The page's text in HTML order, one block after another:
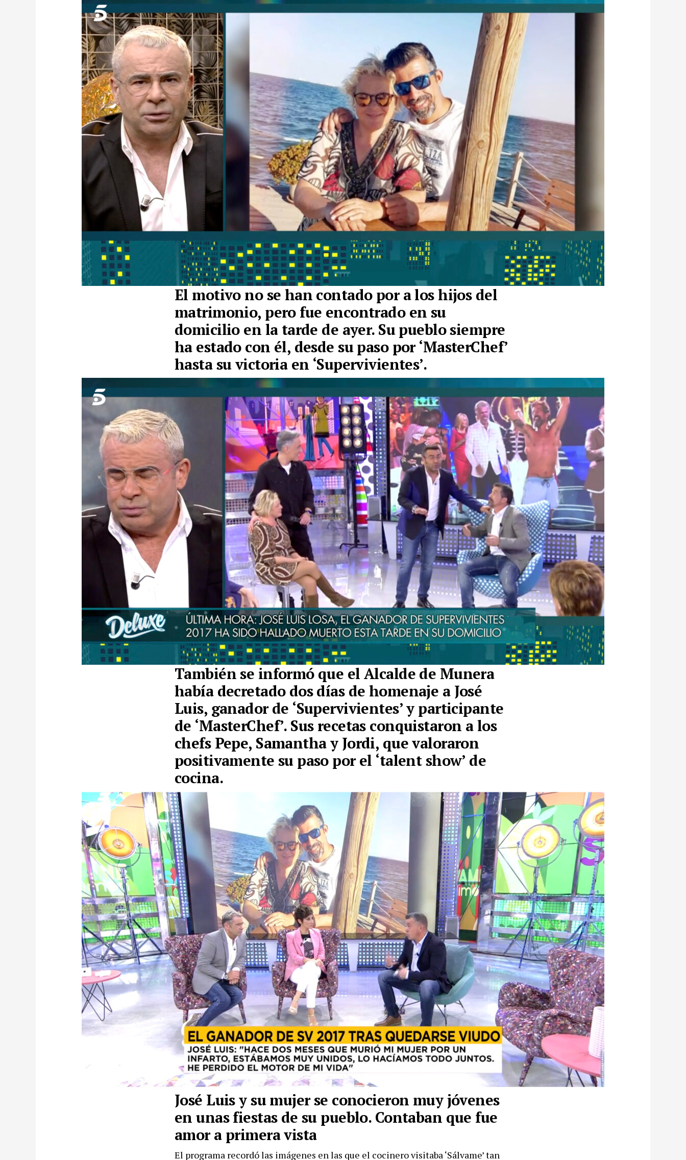
El motivo no se han contado por a los hijos del
matrimonio, pero fue encontrado en su
domicilio en la tarde de ayer. Su pueblo siempre
ha estado con él, desde su paso por ‘MasterChef’
hasta su victoria en ‘Supervivientes’.
También se informó que el Alcalde de Munera
había decretado dos días de homenaje a José
Luis, ganador de ‘Supervivientes’ y participante
de ‘MasterChef’. Sus recetas conquistaron a los
chefs Pepe, Samantha y Jordi, que valoraron
positivamente su paso por el ‘talent show’ de
cocina.
José Luis y su mujer se conocieron muy jóvenes
en unas fiestas de su pueblo. Contaban que fue
amor a primera vista
El programa recordó las imágenes en las que el cocinero visitaba ‘Sálvame’ tan